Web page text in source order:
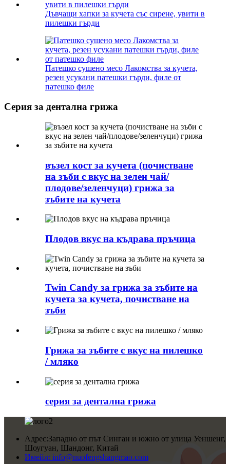
Дъвчащи хапки за кучета със сирене, увити в
пилешки гърди
Патешко сушено месо Лакомства за кучета,
резен усукани патешки гърди, филе от
патешко филе
Серия за дентална грижа
възел кост за кучета (почистване
на зъби с вкус на зелен чай/
плодове/зеленчуци) грижа за
зъбите на кучета
Плодов вкус на къдрава пръчица
Twin Candy за грижа за зъбите на
кучета за кучета, почистване на
зъби
Грижа за зъбите с вкус на пилешко
/ мляко
серия за дентална грижа
Адрес:Западно от път Синган и южно от улица Уеншенг,
Шоугуан, Шандонг, Китай
Имейл: info@nuofengshangmao.com